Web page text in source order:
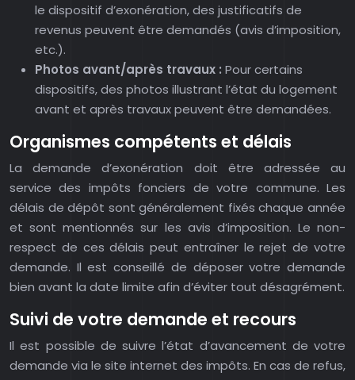
le dispositif d’exonération, des justificatifs de
revenus peuvent être demandés (avis d’imposition,
etc.).
Photos avant/après travaux : Pour certains
dispositifs, des photos illustrant l’état du logement
avant et après travaux peuvent être demandées.
Organismes compétents et délais
La demande d’exonération doit être adressée au
service des impôts fonciers de votre commune. Les
délais de dépôt sont généralement fixés chaque année
et sont mentionnés sur les avis d’imposition. Le non-
respect de ces délais peut entraîner le rejet de votre
demande. Il est conseillé de déposer votre demande
bien avant la date limite afin d’éviter tout désagrément.
Suivi de votre demande et recours
Il est possible de suivre l’état d’avancement de votre
demande via le site internet des impôts. En cas de refus,